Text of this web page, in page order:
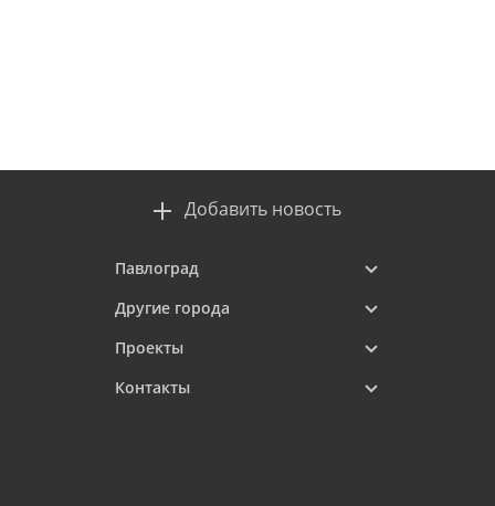
Добавить новость
Павлоград
Другие города
Проекты
Контакты